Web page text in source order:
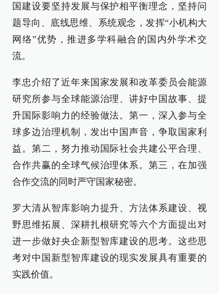
国建设要坚持发展与保护相平衡理念，坚持问
题导向、底线思维、系统观念，发挥“小机构大
网络”优势，推进多学科融合的国内外学术交
流。
李忠介绍了近年来国家发展和改革委员会能源
研究所参与全球能源治理、讲好中国故事、提
升国际影响力的经验做法。第一，深入参与全
球多边治理机制，发出中国声音，争取国家利
益。第二，努力推动国际社会共建公平合理、
合作共赢的全球气候治理体系。第三，在加强
合作交流的同时严守国家秘密。
罗大清从智库影响力提升、方法体系建设、视
野思维拓展、深耕扎根研究等六个方面提出对
进一步做好央企新型智库建设的思考。这些思
考对中国新型智库建设的现实发展具有重要的
实践价值。